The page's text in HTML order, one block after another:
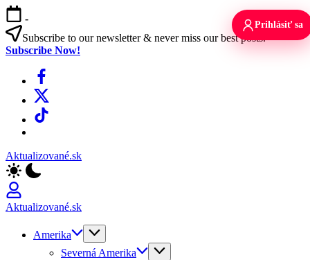
Skip
to
content
-
Subscribe to our newsletter & never miss our best posts.
Subscribe Now!
Facebook
X
TikTok
Aktualizované.sk
Aktualizované.sk
Amerika
Severná Amerika
Prihlásiť sa